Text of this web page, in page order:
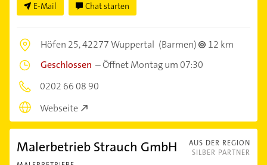
E-Mail Chat starten
Höfen 25,42277 Wuppertal (Barmen)
12 km
Geschlossen –Öffnet Montag um 07:30
0202 66 08 90
Webseite
AUS DER REGION
SILBER PARTNER
Malerbetrieb Strauch GmbH